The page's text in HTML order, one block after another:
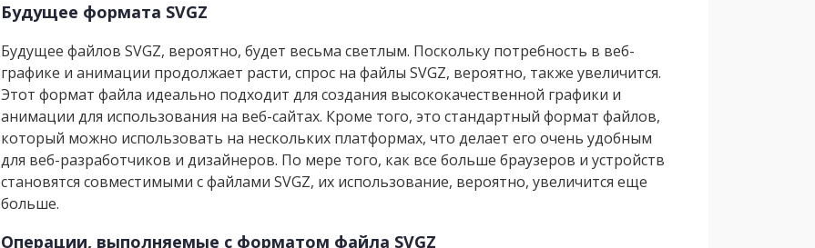
Будущее формата SVGZ
Будущее файлов SVGZ, вероятно, будет весьма светлым. Поскольку потребность в веб-
графике и анимации продолжает расти, спрос на файлы SVGZ, вероятно, также увеличится.
Этот формат файла идеально подходит для создания высококачественной графики и
анимации для использования на веб-сайтах. Кроме того, это стандартный формат файлов,
который можно использовать на нескольких платформах, что делает его очень удобным
для веб-разработчиков и дизайнеров. По мере того, как все больше браузеров и устройств
становятся совместимыми с файлами SVGZ, их использование, вероятно, увеличится еще
больше.
Операции, выполняемые с форматом файла SVGZ